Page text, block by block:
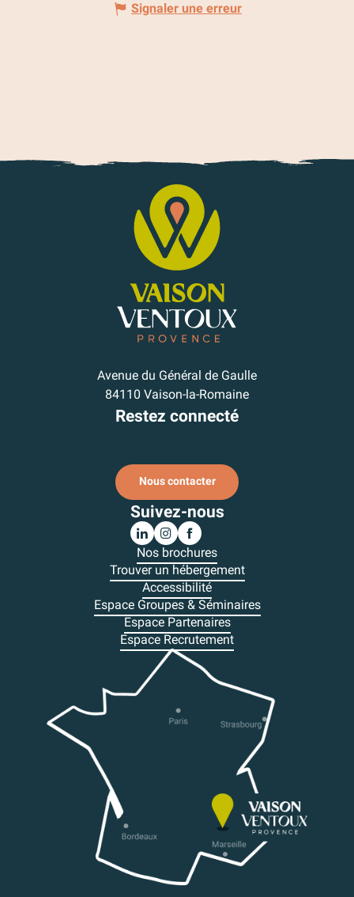
Signaler une erreur
Avenue du Général de Gaulle
84110 Vaison-la-Romaine
Restez connecté
Nous contacter
Suivez-nous
Nos brochures
Trouver un hébergement
Accessibilité
Espace Groupes & Séminaires
Espace Partenaires
Espace Recrutement